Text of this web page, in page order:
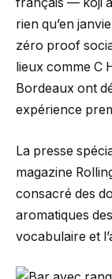
rien qu’en
zéro proof
lieux comme C
Bordeaux ont
expérience
La presse
magazine
consacré des
aromatiques
vocabulaire et